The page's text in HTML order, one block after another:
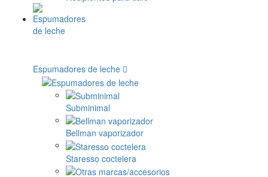
Espumadores de leche
Subminimal
Bellman vaporizador
Staresso coctelera